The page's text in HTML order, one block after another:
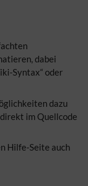
dabei
Syntax“ oder
dazu
im Quellcode
Hilfe-Seite auch